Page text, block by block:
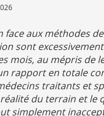
aux méthodes
sont
mois, au mépris de
rapport en totale
traitants et
du terrain et le
simplement